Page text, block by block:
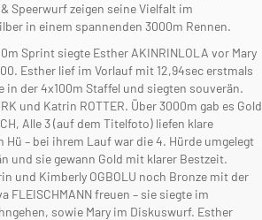
Speerwurf zeigen seine Vielfalt im
in einem spannenden 3000m Rennen.
Sprint siegte Esther AKINRINLOLA vor Mary
Esther lief im Vorlauf mit 12,94sec erstmals
in der 4x100m Staffel und siegten souverän.
und Katrin ROTTER. Über 3000m gab es Gold
Alle 3 (auf dem Titelfoto) liefen klare
– bei ihrem Lauf war die 4. Hürde umgelegt
und sie gewann Gold mit klarer Bestzeit.
und Kimberly OGBOLU noch Bronze mit der
freuen – sie siegte im
sowie Mary im Diskuswurf. Esther